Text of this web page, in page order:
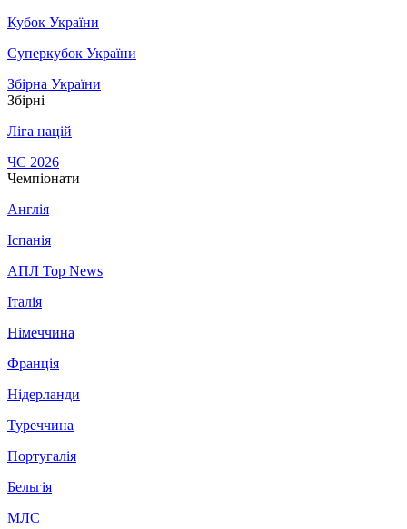
Кубок України
Суперкубок України
Збірна України
Збірні
Ліга націй
ЧС 2026
Чемпіонати
Англія
Іспанія
АПЛ Top News
Італія
Німеччина
Франція
Нідерланди
Туреччина
Португалія
Бельгія
МЛС